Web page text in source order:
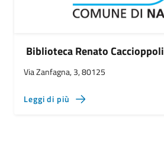
Biblioteca Renato Caccioppoli
Via Zanfagna, 3, 80125
Leggi di più